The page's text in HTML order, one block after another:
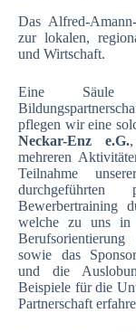
Das Alfred-
zur lokalen,
und Wirtschaft.
Eine Säule
pflegen wir eine
Neckar-Enz e.G.
mehreren
Teilnahme
durchgeführten
Bewerbertraining
welche zu uns in
sowie das
und die
Beispiele für die
Partnerschaft